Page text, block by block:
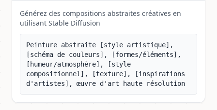
Générez des compositions abstraites créatives en
utilisant Stable Diffusion
Peinture abstraite [style artistique],
[schéma de couleurs], [formes/éléments],
[humeur/atmosphère], [style
compositionnel], [texture], [inspirations
d'artistes], œuvre d'art haute résolution